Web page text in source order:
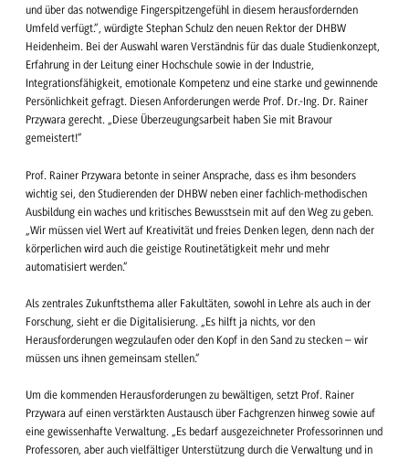
und über das notwendige Fingerspitzengefühl in diesem herausfordernden
Umfeld verfügt.“, würdigte Stephan Schulz den neuen Rektor der DHBW
Heidenheim. Bei der Auswahl waren Verständnis für das duale Studienkonzept,
Erfahrung in der Leitung einer Hochschule sowie in der Industrie,
Integrationsfähigkeit, emotionale Kompetenz und eine starke und gewinnende
Persönlichkeit gefragt. Diesen Anforderungen werde Prof. Dr.-Ing. Dr. Rainer
Przywara gerecht. „Diese Überzeugungsarbeit haben Sie mit Bravour
gemeistert!“
Prof. Rainer Przywara betonte in seiner Ansprache, dass es ihm besonders
wichtig sei, den Studierenden der DHBW neben einer fachlich-methodischen
Ausbildung ein waches und kritisches Bewusstsein mit auf den Weg zu geben.
„Wir müssen viel Wert auf Kreativität und freies Denken legen, denn nach der
körperlichen wird auch die geistige Routinetätigkeit mehr und mehr
automatisiert werden.“
Als zentrales Zukunftsthema aller Fakultäten, sowohl in Lehre als auch in der
Forschung, sieht er die Digitalisierung. „Es hilft ja nichts, vor den
Herausforderungen wegzulaufen oder den Kopf in den Sand zu stecken – wir
müssen uns ihnen gemeinsam stellen.“
Um die kommenden Herausforderungen zu bewältigen, setzt Prof. Rainer
Przywara auf einen verstärkten Austausch über Fachgrenzen hinweg sowie auf
eine gewissenhafte Verwaltung. „Es bedarf ausgezeichneter Professorinnen und
Professoren, aber auch vielfältiger Unterstützung durch die Verwaltung und in